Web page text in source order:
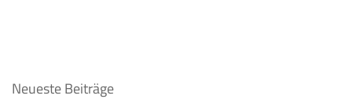
Neueste Beiträge